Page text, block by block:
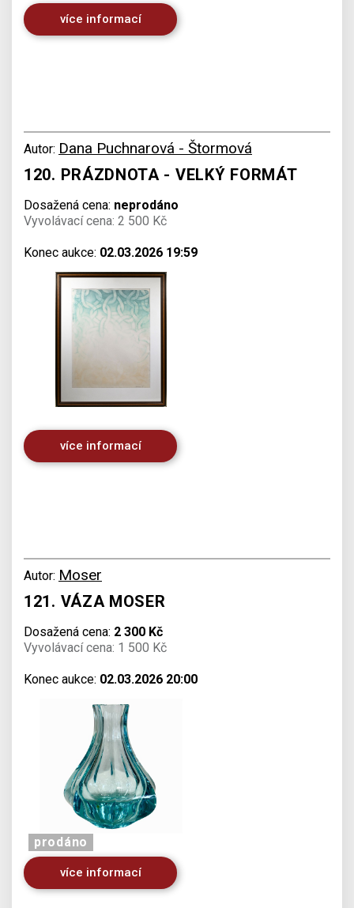
více informací
Autor: Dana Puchnarová - Štormová
120. PRÁZDNOTA - VELKÝ FORMÁT
Dosažená cena: neprodáno
Vyvolávací cena: 2 500 Kč
Konec aukce: 02.03.2026 19:59
více informací
Autor: Moser
121. VÁZA MOSER
Dosažená cena: 2 300 Kč
Vyvolávací cena: 1 500 Kč
Konec aukce: 02.03.2026 20:00
prodáno
více informací